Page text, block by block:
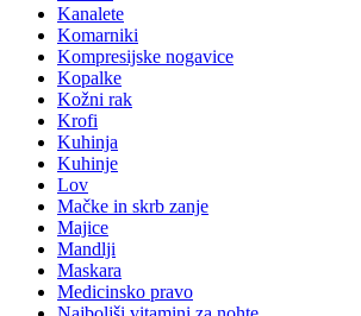
Kanalete
Komarniki
Kompresijske nogavice
Kopalke
Kožni rak
Krofi
Kuhinja
Kuhinje
Lov
Mačke in skrb zanje
Majice
Mandlji
Maskara
Medicinsko pravo